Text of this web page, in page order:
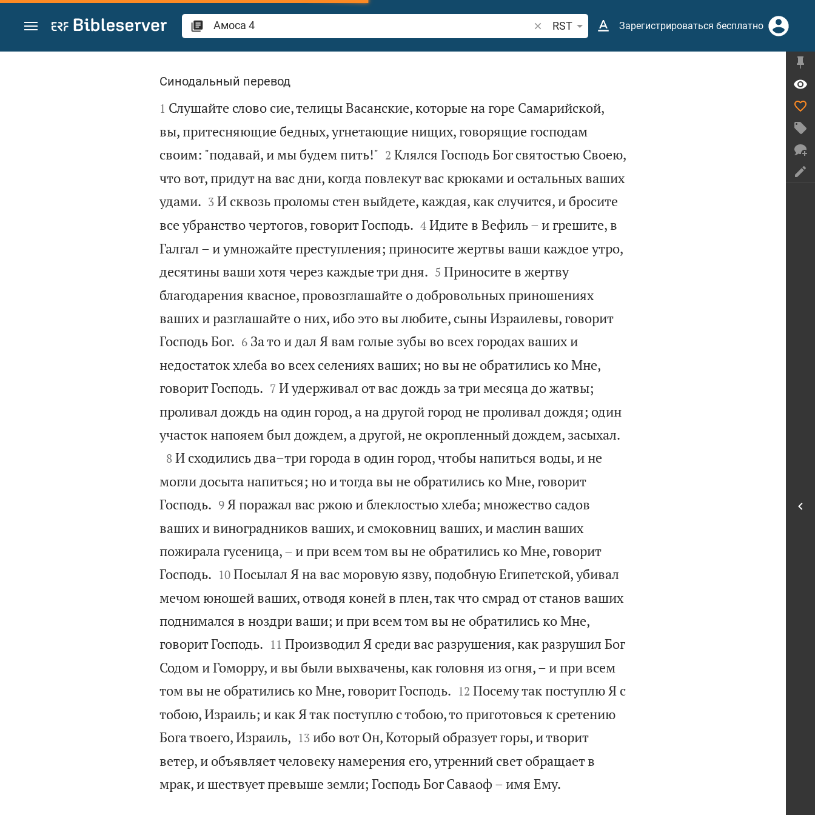
Перейти к содержанию
Поиск по отрывку из Библии или термину
RST Зарегистрироваться бесплатно
Амоса 4
Синодальный перевод

1 Слушайте слово сие, телицы Васанские, которые на горе Самарийской,
вы, притесняющие бедных, угнетающие нищих, говорящие господам
своим: "подавай, и мы будем пить!"
2 Клялся Господь Бог святостью Своею,
что вот, придут на вас дни, когда повлекут вас крюками и остальных ваших
удами.
3 И сквозь проломы стен выйдете, каждая, как случится, и бросите
все убранство чертогов, говорит Господь.
4 Идите в Вефиль – и грешите, в
Галгал – и умножайте преступления; приносите жертвы ваши каждое утро,
десятины ваши хотя через каждые три дня.
5 Приносите в жертву
благодарения квасное, провозглашайте о добровольных приношениях
ваших и разглашайте о них, ибо это вы любите, сыны Израилевы, говорит
Господь Бог.
6 За то и дал Я вам голые зубы во всех городах ваших и
недостаток хлеба во всех селениях ваших; но вы не обратились ко Мне,
говорит Господь.
7 И удерживал от вас дождь за три месяца до жатвы;
проливал дождь на один город, а на другой город не проливал дождя; один
участок напояем был дождем, а другой, не окропленный дождем, засыхал.

8 И сходились два–три города в один город, чтобы напиться воды, и не
могли досыта напиться; но и тогда вы не обратились ко Мне, говорит
Господь.
9 Я поражал вас ржою и блеклостью хлеба; множество садов
ваших и виноградников ваших, и смоковниц ваших, и маслин ваших
пожирала гусеница, – и при всем том вы не обратились ко Мне, говорит
Господь.
10 Посылал Я на вас моровую язву, подобную Египетской, убивал
мечом юношей ваших, отводя коней в плен, так что смрад от станов ваших
поднимался в ноздри ваши; и при всем том вы не обратились ко Мне,
говорит Господь.
11 Производил Я среди вас разрушения, как разрушил Бог
Содом и Гоморру, и вы были выхвачены, как головня из огня, – и при всем
том вы не обратились ко Мне, говорит Господь.
12 Посему так поступлю Я с
тобою, Израиль; и как Я так поступлю с тобою, то приготовься к сретению
Бога твоего, Израиль,
13 ибо вот Он, Который образует горы, и творит
ветер, и объявляет человеку намерения его, утренний свет обращает в
мрак, и шествует превыше земли; Господь Бог Саваоф – имя Ему.